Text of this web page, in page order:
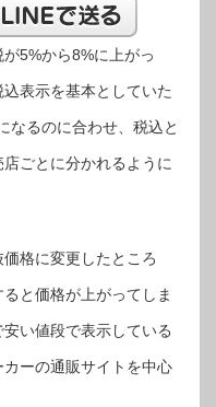
5%から8%に上がっ
表示を基本としていた
なるのに合わせ、税込と
ごとに分かれるように
格に変更したところ
と価格が上がってしま
い値段で表示している
ーの通販サイトを中心